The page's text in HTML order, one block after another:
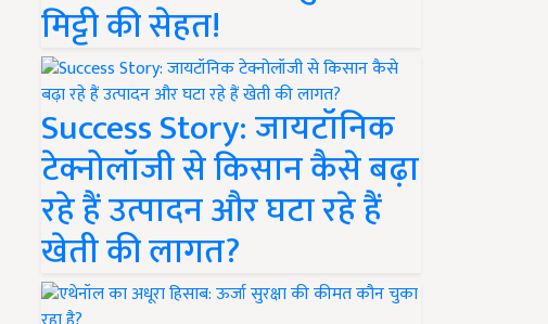
मिट्टी की सेहत!
Success Story: जायटॉनिक
टेक्नोलॉजी से किसान कैसे बढ़ा
रहे हैं उत्पादन और घटा रहे हैं
खेती की लागत?